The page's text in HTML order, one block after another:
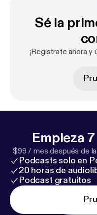
Sé la
¡Regístrate ahora y
Empieza
$99 / mes después de
Podcasts solo en
20 horas de
Podcast gratuitos